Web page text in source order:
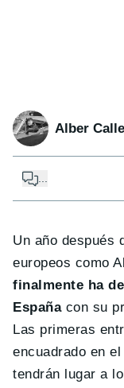
Alber
...
Un año después
europeos como
finalmente ha
Españacon su
Las primeras
encuadrado en
tendrán lugar a